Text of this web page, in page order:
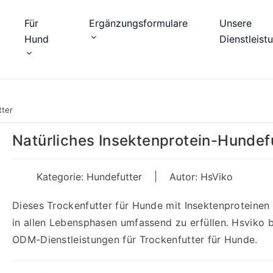
Für
Hund
Ergänzungsformulare
Unsere
Natürliches Insektenprotein-
Kategorie: Hundefutter Autor: HsViko
Dieses Trockenfutter für Hunde mit
in allen Lebensphasen umfassend zu erfüllen.
ODM-Dienstleistungen für Trockenfutter für Hunde.